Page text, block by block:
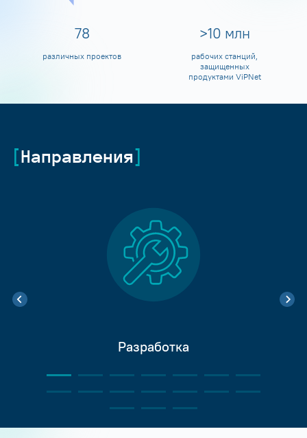
80
различных проектов
>10 млн
рабочих станций,
защищенных
продуктами ViPNet
Направления
Разработка